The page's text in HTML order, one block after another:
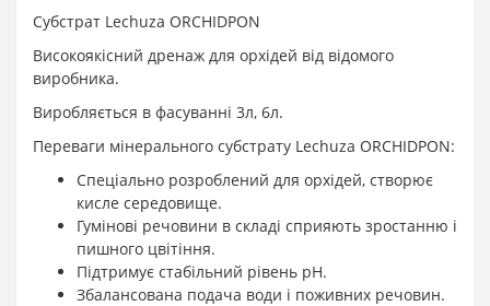
Субстрат Lechuza ORCHIDPON
Високоякісний дренаж для орхідей від відомого
виробника.
Виробляється в фасуванні 3л, 6л.
Переваги мінерального субстрату Lechuza ORCHIDPON:
Спеціально розроблений для орхідей, створює
кисле середовище.
Гумінові речовини в складі сприяють зростанню і
пишного цвітіння.
Підтримує стабільний рівень pH.
Збалансована подача води і поживних речовин.